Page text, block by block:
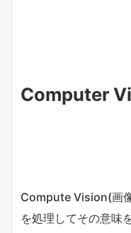
Computer
Compute Vision(画
を処理してその意味